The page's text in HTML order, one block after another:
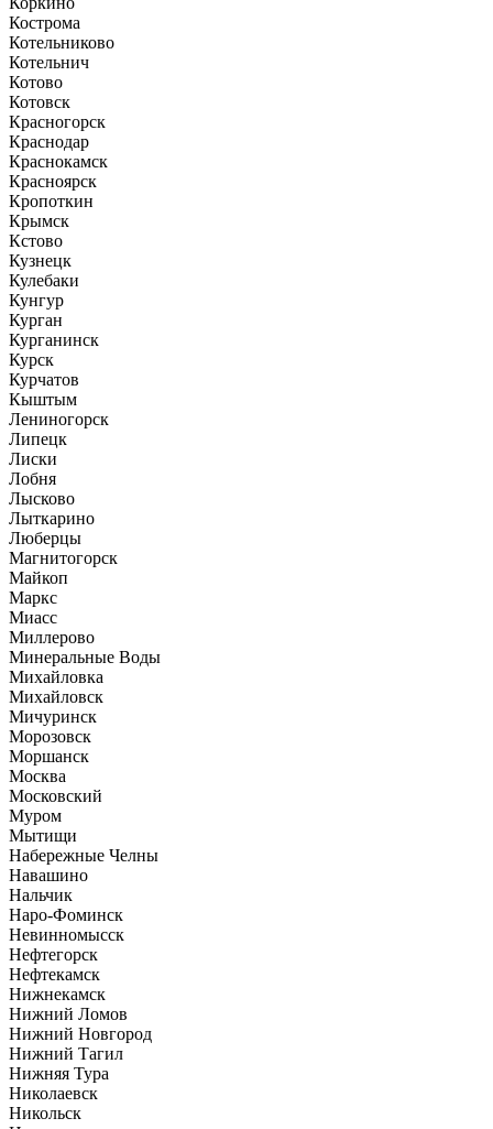
Кострома
Котельниково
Котельнич
Котово
Котовск
Красногорск
Краснодар
Краснокамск
Красноярск
Кропоткин
Крымск
Кстово
Кузнецк
Кулебаки
Кунгур
Курган
Курганинск
Курск
Курчатов
Кыштым
Лениногорск
Липецк
Лиски
Лобня
Лысково
Лыткарино
Люберцы
Магнитогорск
Майкоп
Маркс
Миасс
Миллерово
Минеральные Воды
Михайловка
Михайловск
Мичуринск
Морозовск
Моршанск
Москва
Московский
Муром
Мытищи
Набережные Челны
Навашино
Нальчик
Наро-Фоминск
Невинномысск
Нефтегорск
Нефтекамск
Нижнекамск
Нижний Ломов
Нижний Новгород
Нижний Тагил
Нижняя Тура
Николаевск
Никольск